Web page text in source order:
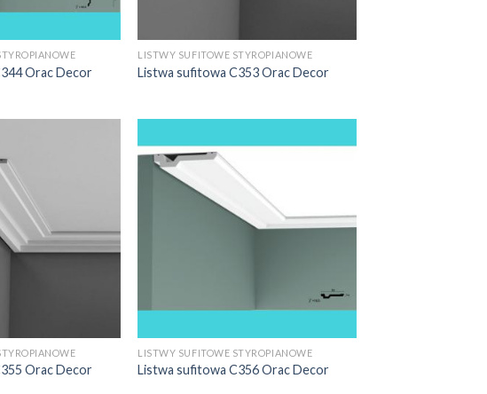
Orac Decor
LISTWY SUFITOWE STYROPIANOWE
Listwa sufitowa C353 Orac Decor
Orac Decor
LISTWY SUFITOWE STYROPIANOWE
Listwa sufitowa C356 Orac Decor